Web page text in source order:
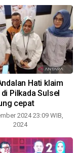
Hati klaim
Pilkada Sulsel
cepat
2024 23:09 WIB,
2024